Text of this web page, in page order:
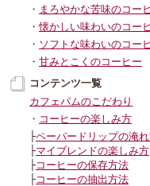
・ まろやかな苦味のコー
・懐かしい味わいのコー
・ ソフトな味わいのコー
・ 甘みとこくのコーヒー
コンテンツ一覧
カフェパムのこだわり
・ コーヒーの楽しみ方
├ペーパードリップの淹
├マイブレンドの楽しみ方
├コーヒーの保存方法
├コーヒーの抽出方法